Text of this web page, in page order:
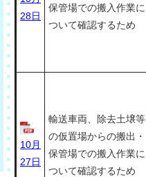
28日
保管場での搬入作業に
ついて確認するため
10月
27日
輸送車両、除去土壌等
の仮置場からの搬出・
保管場での搬入作業に
ついて確認するため